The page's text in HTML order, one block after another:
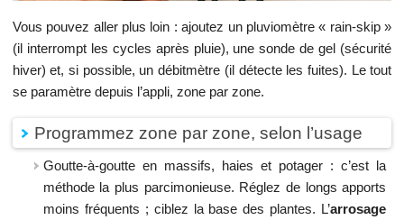
Vous pouvez aller plus loin : ajoutez un pluviomètre « rain-skip »
(il interrompt les cycles après pluie), une sonde de gel (sécurité
hiver) et, si possible, un débitmètre (il détecte les fuites). Le tout
se paramètre depuis l’appli, zone par zone.
Programmez zone par zone, selon l’usage
Goutte-à-goutte en massifs, haies et potager : c’est la
méthode la plus parcimonieuse. Réglez de longs apports
moins fréquents ; ciblez la base des plantes. L’arrosage